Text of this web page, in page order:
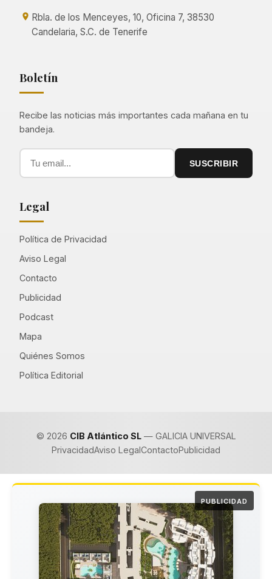
Rbla. de los Menceyes, 10, Oficina 7, 38530
Candelaria, S.C. de Tenerife
Boletín
Recibe las noticias más importantes cada mañana en tu
bandeja.
SUSCRIBIR
Legal
Política de Privacidad
Aviso Legal
Contacto
Publicidad
Podcast
Mapa
Quiénes Somos
Política Editorial
© 2026 CIB Atlántico SL— GALICIA UNIVERSAL
PrivacidadAviso LegalContactoPublicidad
PUBLICIDAD